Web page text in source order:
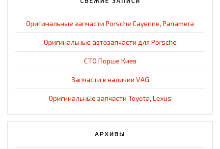
Оригинальные запчасти Porsche Cayenne, Panamera
Оригинальные автозапчасти для Porsche
СТО Порше Киев
Запчасти в наличии VAG
Оригинальные запчасти Toyota, Lexus
АРХИВЫ